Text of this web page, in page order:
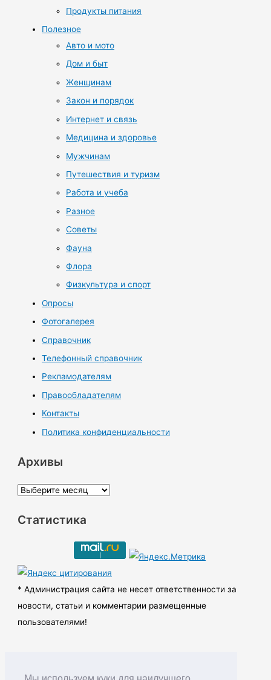
Продукты питания
Полезное
Авто и мото
Дом и быт
Женщинам
Закон и порядок
Интернет и связь
Медицина и здоровье
Мужчинам
Путешествия и туризм
Работа и учеба
Разное
Советы
Фауна
Флора
Физкультура и спорт
Опросы
Фотогалерея
Справочник
Телефонный справочник
Рекламодателям
Правообладателям
Контакты
Политика конфиденциальности
Архивы
А
х
ы
Статистика
* Администрация сайта не несет ответственности за
новости, статьи и комментарии размещенные
пользователями!